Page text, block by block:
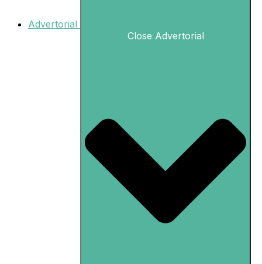
Advertorial
Close Advertorial